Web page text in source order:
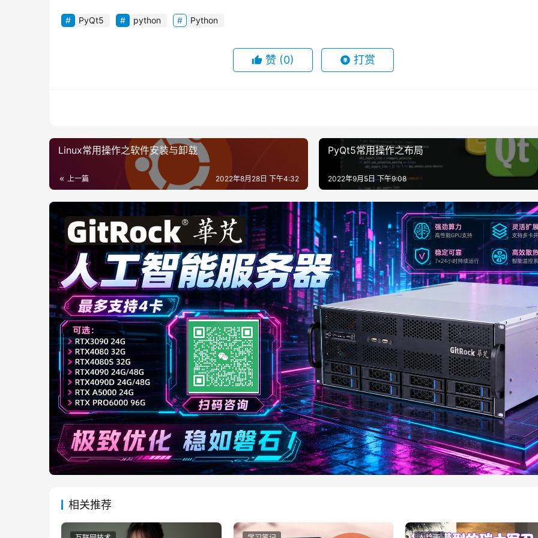
PyQt5 python Python
赞 (0) 打赏
Linux常用操作之软件安装与卸载
上一篇 2022年8月28日 下午4:32
PyQt5常用操作之布局
2022年9月5日 下午9:08
相关推荐